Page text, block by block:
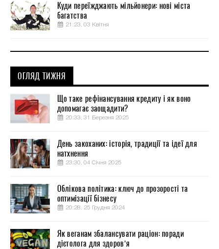
Куди переїжджають мільйонери: нові міста
багатства
21:23, 03 Квітня
ОГЛЯД ТИЖНЯ
Що таке рефінансування кредиту і як воно
допомагає заощадити?
20:33, 31 Березня 2025
День закоханих: історія, традиції та ідеї для
натхнення
23:30, 04 Січня 2025
Облікова політика: ключ до прозорості та
оптимізації бізнесу
20:28, 25 Грудня 2024
Як веганам збалансувати раціон: поради
дієтолога для здоров’я